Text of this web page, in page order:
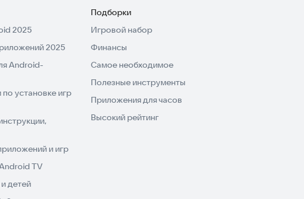
2025
2025
Android-
установке игр
и игр
TV
детей
Подборки
Игровой набор
Финансы
Самое необходимое
Полезные инструменты
Приложения для часов
Высокий рейтинг